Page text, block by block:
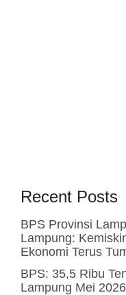
Recent Posts
BPS Provinsi
Lampung:
Ekonomi Terus
BPS: 35,5 Ribu
Lampung Mei